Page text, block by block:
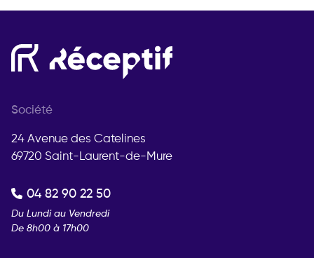
Société
24 Avenue des Catelines
69720 Saint-Laurent-de-Mure
04 82 90 22 50
Du Lundi au Vendredi
De 8h00 à 17h00